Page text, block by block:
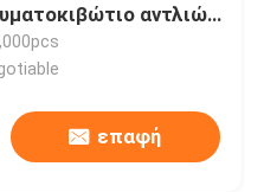
αντλιών
χωρίς
επαφή